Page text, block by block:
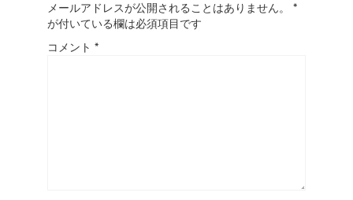
メールアドレスが公開されることはありません。
*
が付いている欄は必須項目です
コメント *